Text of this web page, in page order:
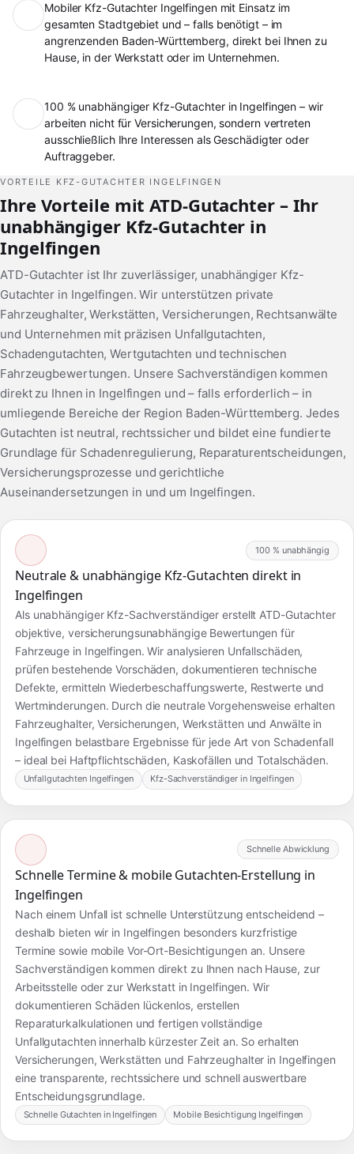
Mobiler Kfz-Gutachter Ingelfingen mit Einsatz im
gesamten Stadtgebiet und – falls benötigt – im
angrenzenden Baden-Württemberg, direkt bei Ihnen zu
Hause, in der Werkstatt oder im Unternehmen.
100 % unabhängiger Kfz-Gutachter in Ingelfingen – wir
arbeiten nicht für Versicherungen, sondern vertreten
ausschließlich Ihre Interessen als Geschädigter oder
Auftraggeber.
VORTEILE KFZ-GUTACHTER INGELFINGEN
Ihre Vorteile mit ATD-Gutachter – Ihr
unabhängiger Kfz-Gutachter in
Ingelfingen
ATD-Gutachter ist Ihr zuverlässiger, unabhängiger Kfz-
Gutachter in Ingelfingen. Wir unterstützen private
Fahrzeughalter, Werkstätten, Versicherungen, Rechtsanwälte
und Unternehmen mit präzisen Unfallgutachten,
Schadengutachten, Wertgutachten und technischen
Fahrzeugbewertungen. Unsere Sachverständigen kommen
direkt zu Ihnen in Ingelfingen und – falls erforderlich – in
umliegende Bereiche der Region Baden-Württemberg. Jedes
Gutachten ist neutral, rechtssicher und bildet eine fundierte
Grundlage für Schadenregulierung, Reparaturentscheidungen,
Versicherungsprozesse und gerichtliche
Auseinandersetzungen in und um Ingelfingen.
100 % unabhängig
Neutrale & unabhängige Kfz-Gutachten direkt in
Ingelfingen
Als unabhängiger Kfz-Sachverständiger erstellt ATD-Gutachter
objektive, versicherungsunabhängige Bewertungen für
Fahrzeuge in Ingelfingen. Wir analysieren Unfallschäden,
prüfen bestehende Vorschäden, dokumentieren technische
Defekte, ermitteln Wiederbeschaffungswerte, Restwerte und
Wertminderungen. Durch die neutrale Vorgehensweise erhalten
Fahrzeughalter, Versicherungen, Werkstätten und Anwälte in
Ingelfingen belastbare Ergebnisse für jede Art von Schadenfall
– ideal bei Haftpflichtschäden, Kaskofällen und Totalschäden.
Unfallgutachten Ingelfingen Kfz-Sachverständiger in Ingelfingen
Schnelle Abwicklung
Schnelle Termine & mobile Gutachten-Erstellung in
Ingelfingen
Nach einem Unfall ist schnelle Unterstützung entscheidend –
deshalb bieten wir in Ingelfingen besonders kurzfristige
Termine sowie mobile Vor-Ort-Besichtigungen an. Unsere
Sachverständigen kommen direkt zu Ihnen nach Hause, zur
Arbeitsstelle oder zur Werkstatt in Ingelfingen. Wir
dokumentieren Schäden lückenlos, erstellen
Reparaturkalkulationen und fertigen vollständige
Unfallgutachten innerhalb kürzester Zeit an. So erhalten
Versicherungen, Werkstätten und Fahrzeughalter in Ingelfingen
eine transparente, rechtssichere und schnell auswertbare
Entscheidungsgrundlage.
Schnelle Gutachten in Ingelfingen Mobile Besichtigung Ingelfingen